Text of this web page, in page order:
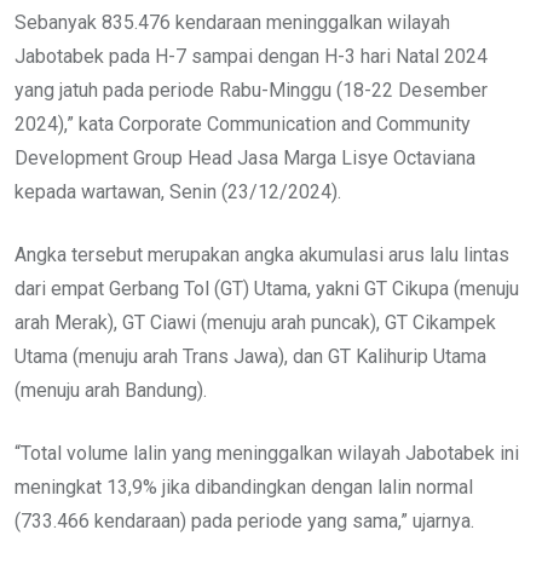
Sebanyak 835.476 kendaraan meninggalkan wilayah
Jabotabek pada H-7 sampai dengan H-3 hari Natal 2024
yang jatuh pada periode Rabu-Minggu (18-22 Desember
2024),” kata Corporate Communication and Community
Development Group Head Jasa Marga Lisye Octaviana
kepada wartawan, Senin (23/12/2024).
Angka tersebut merupakan angka akumulasi arus lalu lintas
dari empat Gerbang Tol (GT) Utama, yakni GT Cikupa (menuju
arah Merak), GT Ciawi (menuju arah puncak), GT Cikampek
Utama (menuju arah Trans Jawa), dan GT Kalihurip Utama
(menuju arah Bandung).
“Total volume lalin yang meninggalkan wilayah Jabotabek ini
meningkat 13,9% jika dibandingkan dengan lalin normal
(733.466 kendaraan) pada periode yang sama,” ujarnya.